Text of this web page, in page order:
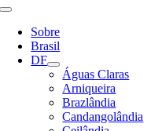
Alternar
Navegação
Sobre
Brasil
DF
Águas Claras
Arniqueira
Brazlândia
Candangolândia